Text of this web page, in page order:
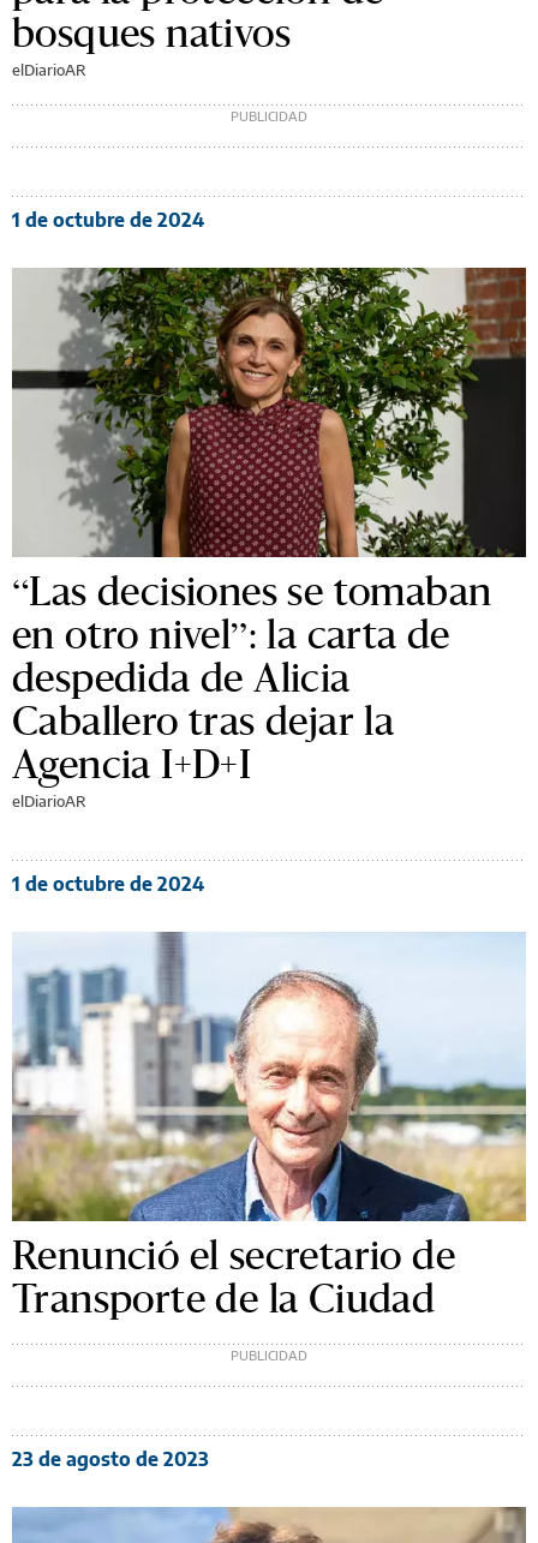
bosques nativos
elDiarioAR
1 de octubre de 2024
“Las decisiones se tomaban
en otro nivel”: la carta de
despedida de Alicia
Caballero tras dejar la
Agencia I+D+I
elDiarioAR
1 de octubre de 2024
Renunció el secretario de
Transporte de la Ciudad
23 de agosto de 2023